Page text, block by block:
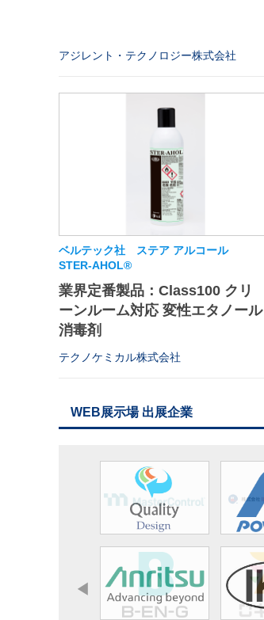
アジレント・テクノロジー株式会社
ベルテック社 ステア アルコール
STER-AHOL®
業界定番製品：Class100 クリ
ーンルーム対応 変性エタノール
消毒剤
テクノケミカル株式会社
WEB展示場 出展企業